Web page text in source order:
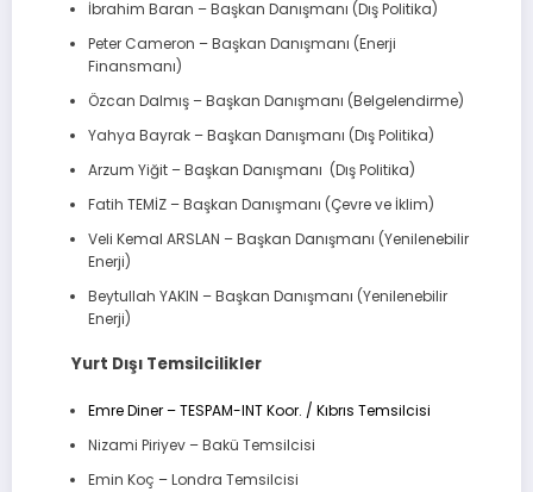
İbrahim Baran – Başkan Danışmanı (Dış Politika)
Peter Cameron – Başkan Danışmanı (Enerji
Finansmanı)
Özcan Dalmış – Başkan Danışmanı (Belgelendirme)
Yahya Bayrak – Başkan Danışmanı (Dış Politika)
Arzum Yiğit – Başkan Danışmanı (Dış Politika)
Fatih TEMİZ – Başkan Danışmanı (Çevre ve İklim)
Veli Kemal ARSLAN – Başkan Danışmanı (Yenilenebilir
Enerji)
Beytullah YAKIN – Başkan Danışmanı (Yenilenebilir
Enerji)
Yurt Dışı Temsilcilikler
Emre Diner – TESPAM-INT Koor. / Kıbrıs Temsilcisi
Nizami Piriyev – Bakü Temsilcisi
Emin Koç – Londra Temsilcisi